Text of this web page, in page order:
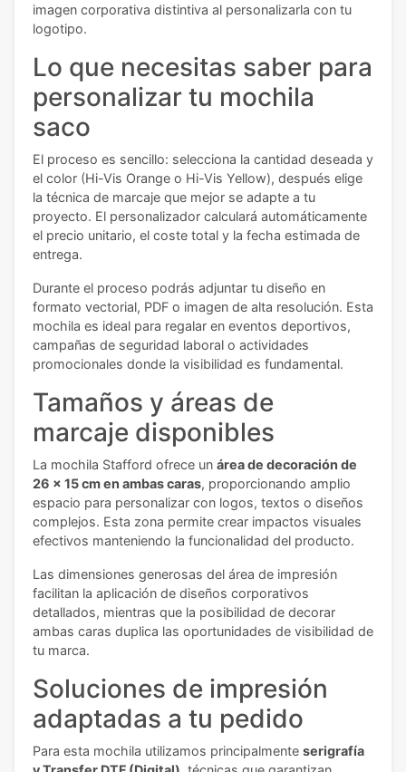
imagen corporativa distintiva al personalizarla con tu
logotipo.
Lo que necesitas saber para
personalizar tu mochila
saco
El proceso es sencillo: selecciona la cantidad deseada y
el color (Hi-Vis Orange o Hi-Vis Yellow), después elige
la técnica de marcaje que mejor se adapte a tu
proyecto. El personalizador calculará automáticamente
el precio unitario, el coste total y la fecha estimada de
entrega.
Durante el proceso podrás adjuntar tu diseño en
formato vectorial, PDF o imagen de alta resolución. Esta
mochila es ideal para regalar en eventos deportivos,
campañas de seguridad laboral o actividades
promocionales donde la visibilidad es fundamental.
Tamaños y áreas de
marcaje disponibles
La mochila Stafford ofrece un área de decoración de
26 x 15 cm en ambas caras, proporcionando amplio
espacio para personalizar con logos, textos o diseños
complejos. Esta zona permite crear impactos visuales
efectivos manteniendo la funcionalidad del producto.
Las dimensiones generosas del área de impresión
facilitan la aplicación de diseños corporativos
detallados, mientras que la posibilidad de decorar
ambas caras duplica las oportunidades de visibilidad de
tu marca.
Soluciones de impresión
adaptadas a tu pedido
Para esta mochila utilizamos principalmente serigrafía